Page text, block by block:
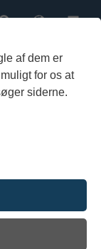
af dem er
for os at
siderne.